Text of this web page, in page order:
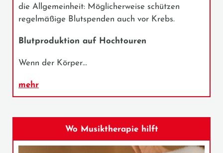
die Allgemeinheit: Möglicherweise schützen
regelmäßige Blutspenden auch vor Krebs.
Blutproduktion auf Hochtouren
Wenn der Körper…
mehr
Wo Musiktherapie hilft